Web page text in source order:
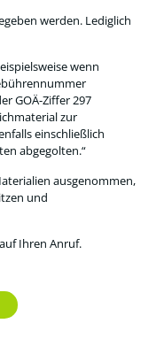
werden. Lediglich
wenn
GOÄ-Ziffer 297
zur
einschließlich
abgegolten.“
ausgenommen,
und
Ihren Anruf.